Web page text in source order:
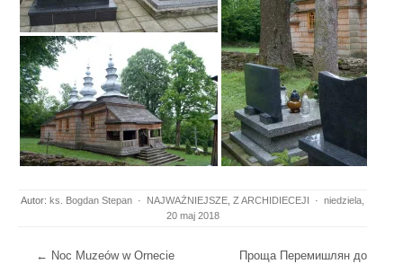
Autor: ks. Bogdan Stepan · NAJWAŻNIEJSZE Z ARCHIDIECEJI · niedziela,
20 maj 2018
Post navigation
← Noc Muzeów w Ornecie
Проща Перемишлян до